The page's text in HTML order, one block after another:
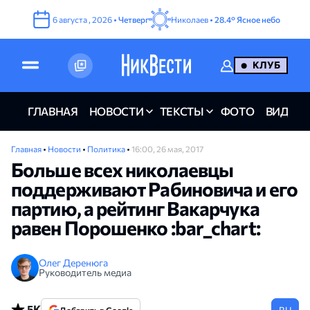
6августа , 2026 • Четверг Николаев • 28.4° Ясное небо
КЛУБ
ГЛАВНАЯ НОВОСТИ ТЕКСТЫ ФОТО ВИДЕО
Главная • Новости • Политика • 16:00, 26 мая, 2017
Больше всех николаевцы
поддерживают Рабиновича и его
партию, а рейтинг Вакарчука
равен Порошенко :bar_chart:
Олег Деренюга
Руководитель медиа